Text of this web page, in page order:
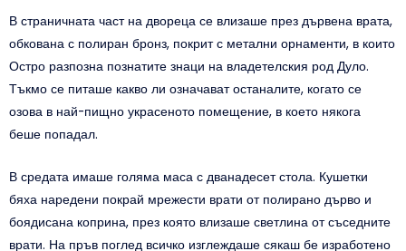
В страничната част на двореца се влизаше през дървена врата,
обкована с полиран бронз, покрит с метални орнаменти, в които
Остро разпозна познатите знаци на владетелския род Дуло.
Тъкмо се питаше какво ли означават останалите, когато се
озова в най-пищно украсеното помещение, в което някога
беше попадал.
В средата имаше голяма маса с дванадесет стола. Кушетки
бяха наредени покрай мрежести врати от полирано дърво и
боядисана коприна, през която влизаше светлина от съседните
врати. На пръв поглед всичко изглеждаше сякаш бе изработено